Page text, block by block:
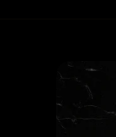
Ga direct